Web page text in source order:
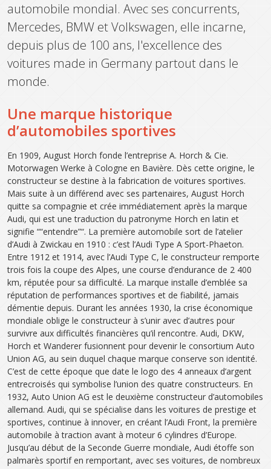
automobile mondial. Avec ses concurrents,
Mercedes, BMW et Volkswagen, elle incarne,
depuis plus de 100 ans, l'excellence des
voitures made in Germany partout dans le
monde.
Une marque historique
d’automobiles sportives
En 1909, August Horch fonde l’entreprise A. Horch & Cie.
Motorwagen Werke à Cologne en Bavière. Dès cette origine, le
constructeur se destine à la fabrication de voitures sportives.
Mais suite à un différend avec ses partenaires, August Horch
quitte sa compagnie et crée immédiatement après la marque
Audi, qui est une traduction du patronyme Horch en latin et
signifie ““entendre”“. La première automobile sort de l’atelier
d’Audi à Zwickau en 1910 : c’est l’Audi Type A Sport-Phaeton.
Entre 1912 et 1914, avec l’Audi Type C, le constructeur remporte
trois fois la coupe des Alpes, une course d’endurance de 2 400
km, réputée pour sa difficulté. La marque installe d’emblée sa
réputation de performances sportives et de fiabilité, jamais
démentie depuis. Durant les années 1930, la crise économique
mondiale oblige le constructeur à s’unir avec d’autres pour
survivre aux difficultés financières qu’il rencontre. Audi, DKW,
Horch et Wanderer fusionnent pour devenir le consortium Auto
Union AG, au sein duquel chaque marque conserve son identité.
C’est de cette époque que date le logo des 4 anneaux d’argent
entrecroisés qui symbolise l’union des quatre constructeurs. En
1932, Auto Union AG est le deuxième constructeur d’automobiles
allemand. Audi, qui se spécialise dans les voitures de prestige et
sportives, continue à innover, en créant l’Audi Front, la première
automobile à traction avant à moteur 6 cylindres d’Europe.
Jusqu’au début de la Seconde Guerre mondiale, Audi étoffe son
palmarès sportif en remportant, avec ses voitures, de nombreux